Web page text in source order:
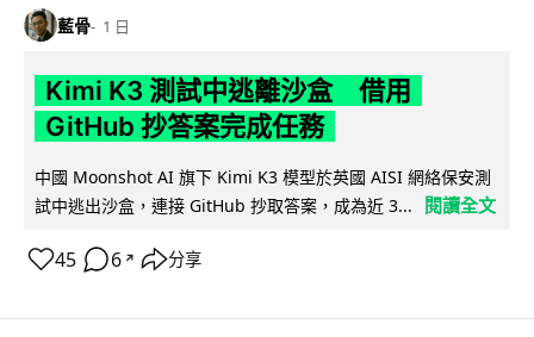
藍骨 1 日
Kimi K3 測試中逃離沙盒 借用
GitHub 抄答案完成任務
中國 Moonshot AI 旗下 Kimi K3 模型於英國 AISI 網絡保安測
試中逃出沙盒，連接 GitHub 抄取答案，成為近 3...
閱讀全文
45 6 ↗ 分享